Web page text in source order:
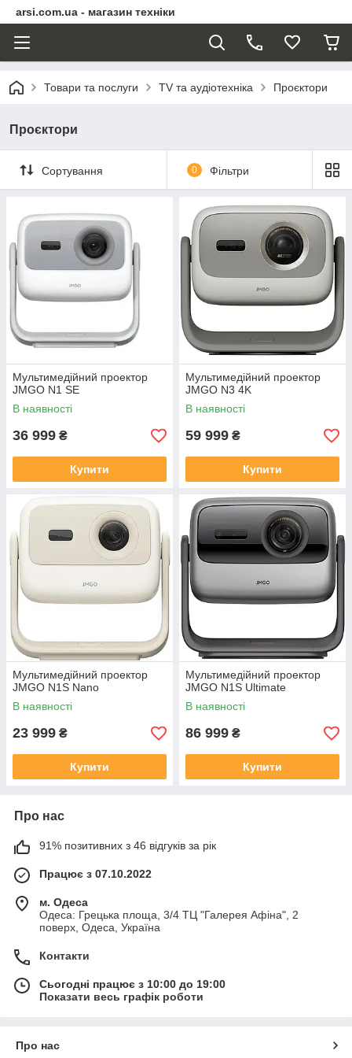
arsi.com.ua - магазин техніки
Товари та послуги TV та аудіотехніка Проєктори
Проєктори
Сортування 0 Фільтри
Мультимедійний проектор
JMGO N1 SE
В наявності
36 999 ₴
Купити
Мультимедійний проектор
JMGO N3 4K
В наявності
59 999 ₴
Купити
Мультимедійний проектор
JMGO N1S Nano
В наявності
23 999 ₴
Купити
Мультимедійний проектор
JMGO N1S Ultimate
В наявності
86 999 ₴
Купити
Про нас
91% позитивних з 46 відгуків за рік
Працює з 07.10.2022
м. Одеса
Одеса: Грецька площа, 3/4 ТЦ "Галерея Афіна", 2
поверх, Одеса, Україна
Контакти
Сьогодні працює з 10:00 до 19:00
Показати весь графік роботи
Про нас